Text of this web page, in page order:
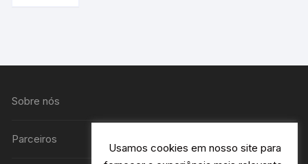
Sobre nós
Parceiros
Usamos cookies em nosso site para